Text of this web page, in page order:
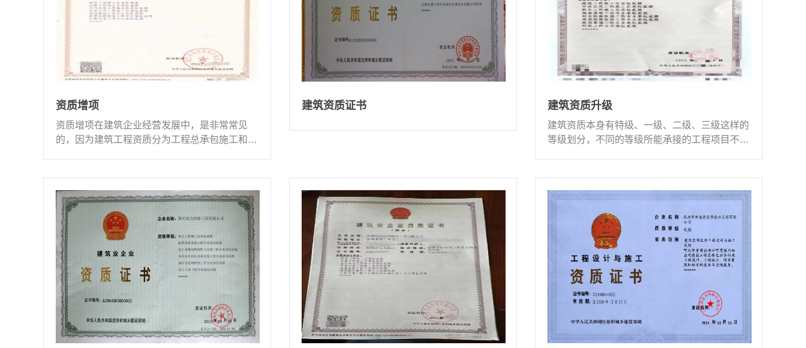
资质增项
资质增项在建筑企业经营发展中，是非常常见
的，因为建筑工程资质分为工程总承包施工和专
建筑资质证书 建筑资质升级
建筑资质本身有特级、一级、二级、三级这样的
等级划分，不同的等级所能承接的工程项目不